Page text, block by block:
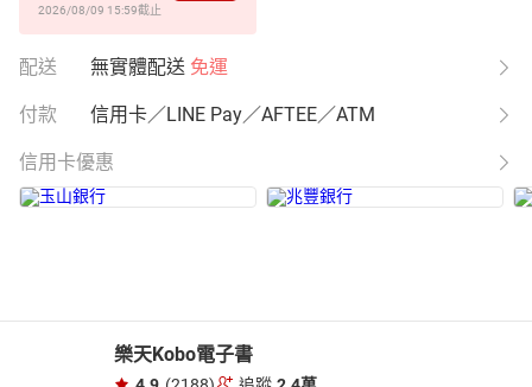
2026/08/09 15:59截止
配送 無實體配送 免運
付款 信用卡／LINE Pay／AFTEE／ATM
信用卡優惠
樂天Kobo電子書